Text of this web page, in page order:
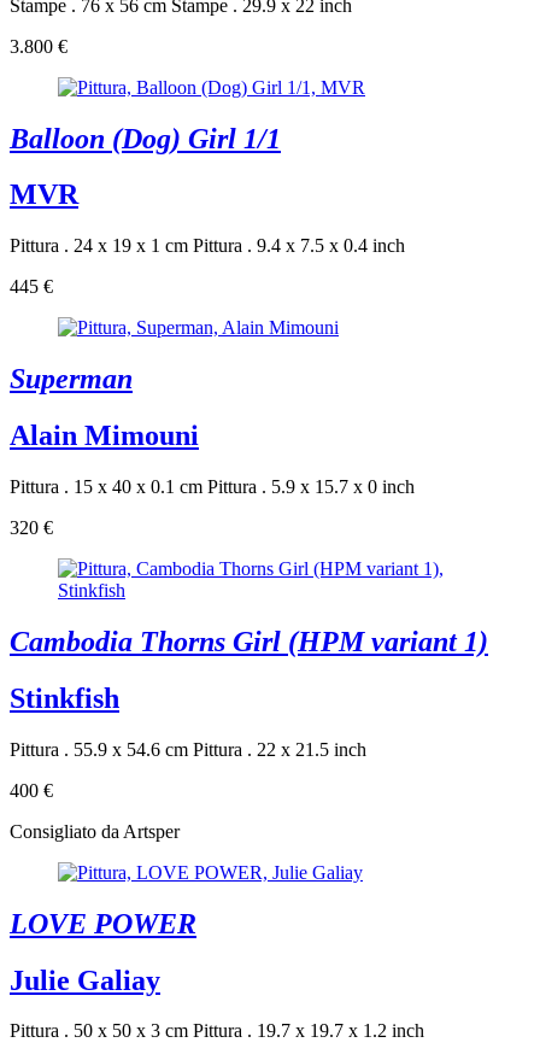
Stampe . 76 x 56 cm Stampe . 29.9 x 22 inch
3.800 €
Balloon (Dog) Girl 1/1
MVR
Pittura . 24 x 19 x 1 cm Pittura . 9.4 x 7.5 x 0.4 inch
445 €
Superman
Alain Mimouni
Pittura . 15 x 40 x 0.1 cm Pittura . 5.9 x 15.7 x 0 inch
320 €
Cambodia Thorns Girl (HPM variant 1)
Stinkfish
Pittura . 55.9 x 54.6 cm Pittura . 22 x 21.5 inch
400 €
Consigliato da Artsper
LOVE POWER
Julie Galiay
Pittura . 50 x 50 x 3 cm Pittura . 19.7 x 19.7 x 1.2 inch